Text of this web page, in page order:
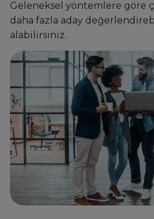
Geleneksel yöntemlere göre
daha fazla aday
alabilirsiniz.